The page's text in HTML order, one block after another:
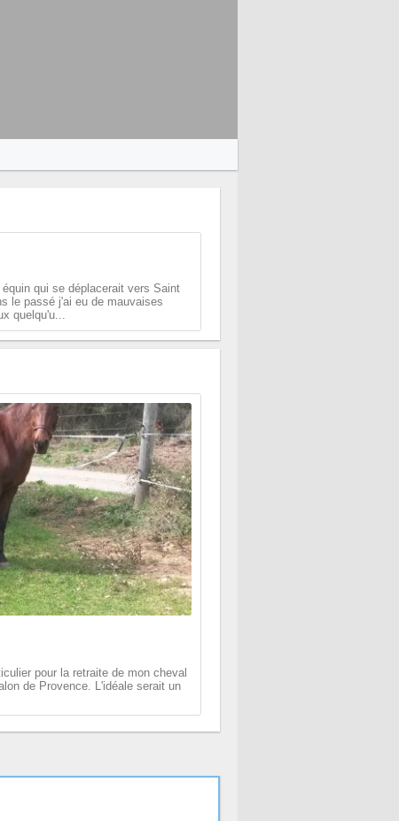
qui se déplacerait vers Saint
le passé j'ai eu de mauvaises
quelqu'u...
pour la retraite de mon cheval
de Provence. L'idéale serait un